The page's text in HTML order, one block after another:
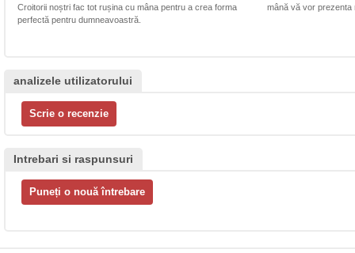
Croitorii noștri fac tot rușina cu mâna pentru a crea forma
perfectă pentru dumneavoastră.
mână vă vor prezenta
analizele utilizatorului
Intrebari si raspunsuri